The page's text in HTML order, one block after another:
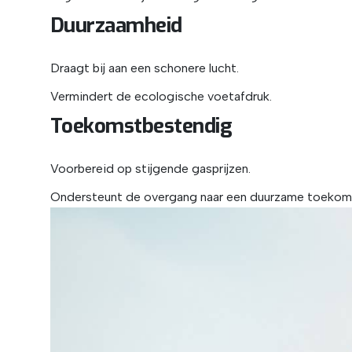
Duurzaamheid
Draagt bij aan een schonere lucht.
Vermindert de ecologische voetafdruk.
Toekomstbestendig
Voorbereid op stijgende gasprijzen.
Ondersteunt de overgang naar een duurzame